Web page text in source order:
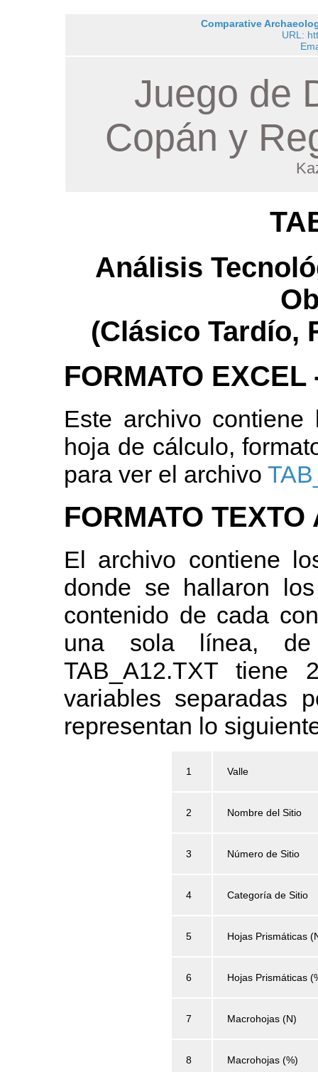
Comparative
URL:
Juego de
Copán y
Análisis
(Clásico Tardío,
FORMATO
Este archivo
hoja de cálculo,
para ver el archivo
FORMATO
El archivo contiene
donde se hallaron
contenido de cada
una sola línea,
TAB_A12.TXT
variables separadas
representan lo
1 Valle
2 Nombre del Sitio
3 Número de Sitio
4 Categoría de Sitio
5 Hojas Prismáticas
6 Hojas Prismáticas
7 Macrohojas (N)
8 Macrohojas (%)